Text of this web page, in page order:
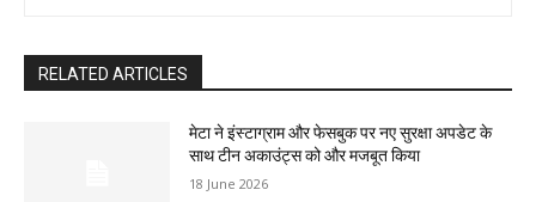
RELATED ARTICLES
मेटा ने इंस्टाग्राम और फेसबुक पर नए सुरक्षा अपडेट के
साथ टीन अकाउंट्स को और मजबूत किया
18 June 2026